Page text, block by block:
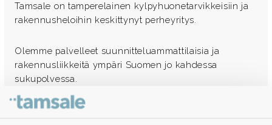
Tamsale on tamperelainen kylpyhuonetarvikkeisiin ja
rakennusheloihin keskittynyt perheyritys.
Olemme palvelleet suunnitteluammattilaisia ja
rakennusliikkeitä ympäri Suomen jo kahdessa
sukupolvessa.
Ota yhteyttä - autamme mielellämme